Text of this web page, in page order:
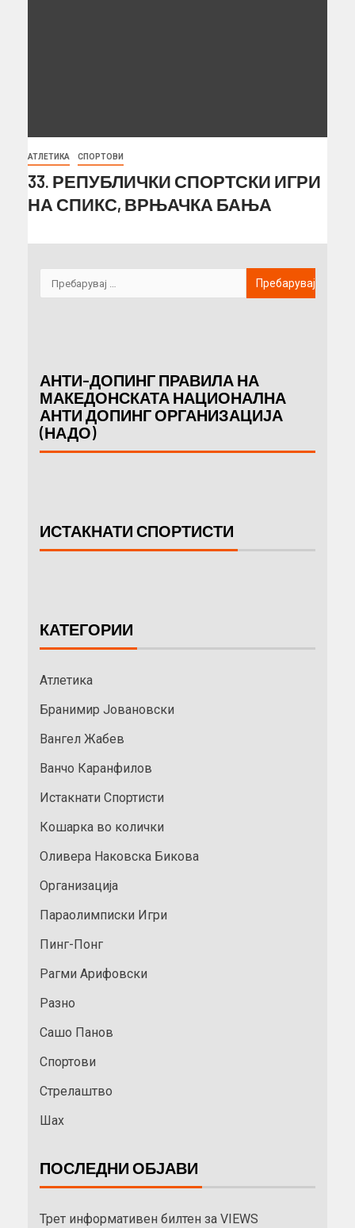
АТЛЕТИКА СПОРТОВИ
33. РЕПУБЛИЧКИ СПОРТСКИ ИГРИ
НА СПИКС, ВРЊАЧКА БАЊА
АНТИ-ДОПИНГ ПРАВИЛА НА
МАКЕДОНСКАТА НАЦИОНАЛНА
АНТИ ДОПИНГ ОРГАНИЗАЦИЈА
(НАДО)
ИСТАКНАТИ СПОРТИСТИ
КАТЕГОРИИ
Атлетика
Бранимир Јовановски
Вангел Жабев
Ванчо Каранфилов
Истакнати Спортисти
Кошарка во колички
Оливера Наковска Бикова
Организација
Параолимписки Игри
Пинг-Понг
Рагми Арифовски
Разно
Сашо Панов
Спортови
Стрелаштво
Шах
ПОСЛЕДНИ ОБЈАВИ
Трет информативен билтен за VIEWS